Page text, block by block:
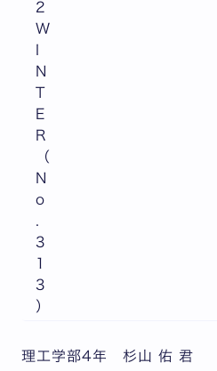
2
W
I
N
T
E
R
（
N
o
3
1
3
）
理工学部4年 杉山 佑 君